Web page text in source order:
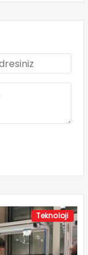
Teknoloji